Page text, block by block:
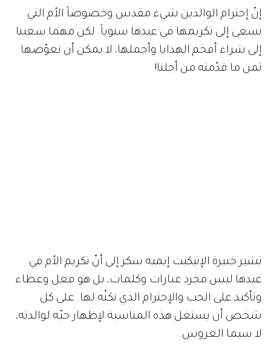
إنّ إحترام الوالدين شيء مقدس وخصوصاً الأم التي
نسعى إلى تكريمها في عيدها سنوياً. لكن مهما سعينا
إلى شراء أفخم الهدايا وأجملها، لا يمكن أن نعوّضها
ثمن ما قدّمته من أجلنا!
تشير خبيرة الإتيكيت إيميه سكر إلى أنّ تكريم الأم في
عيدها ليس مجرد عبارات وكلمات، بل هو فعل وعطاء
وتأكيد على الحب والإحترام الذي نكنّه لها. على كل
شخص أن يستغل هذه المناسبة لإظهار حبّه لوالدته،
لا سيما العروس.